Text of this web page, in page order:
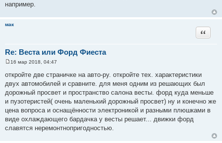
например.
мак
Re: Веста или Форд Фиеста
Цитата
о
б
е
н
е
16 мар 2018, 04:47
откройте две страничке на авто-ру. откройте тех. характеристики
двух автомобилей и сравните. для меня одним из решающих был
дорожный просвет и пространство салона весты. форд куда меньше
и пузотеристей( очень маленький дорожный просвет) ну и конечно же
цена вопроса и оснащённости электроникой и разными плюшками в
виде охлаждающего бардачка у весты решает... движки форд
славятся неремонтнопригодностью.